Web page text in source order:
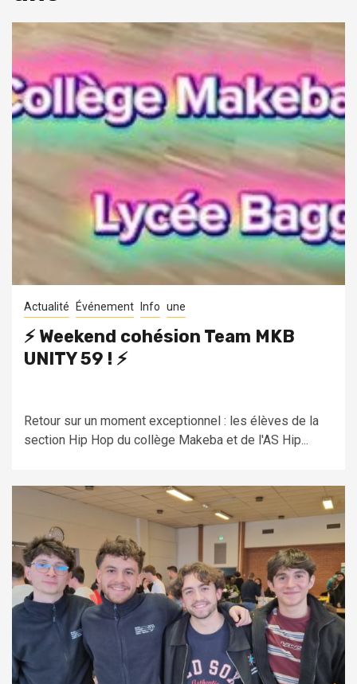
Actualité Événement Info une
⚡️ Weekend cohésion Team MKB
UNITY 59 ! ⚡️
Retour sur un moment exceptionnel : les élèves de la
section Hip Hop du collège Makeba et de l'AS Hip...